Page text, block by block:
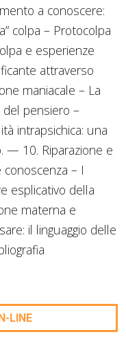
a conoscere:
colpa – Protocolpa
e esperienze
attraverso
maniacale – La
del pensiero –
intrapsichica: una
— 10. Riparazione e
– I
esplicativo della
materna e
il linguaggio delle
LINE